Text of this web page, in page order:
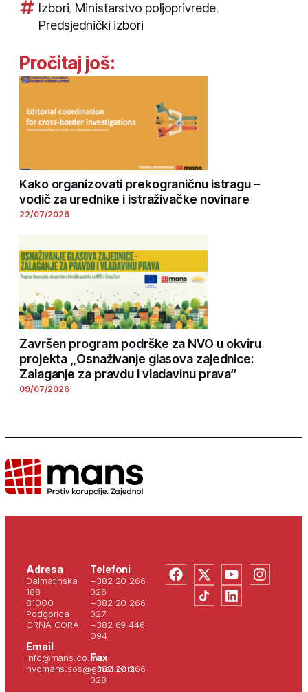
Izbori, Ministarstvo poljoprivrede,
Predsjednički izbori
Pročitaj još:
Kako organizovati prekograničnu istragu –
vodič za urednike i istraživačke novinare
22/07/2026
Završen program podrške za NVO u okviru
projekta „Osnaživanje glasova zajednice:
Zalaganje za pravdu i vladavinu prava“
09/07/2026
Adresa
Dalmatinska
188
81000
Podgorica
CRNA GORA
Email
info@mans.co.me
nvomans.sos@gmail.com
Telefoni
+382 20 266
326
+382 20 266
327
+382 69 446
094
Fax
+382 20 266
328